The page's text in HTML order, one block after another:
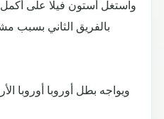
واستغل أستون فيلا على
بالفريق الثاني بسبب
ويواجه بطل أوروبا أوروبا